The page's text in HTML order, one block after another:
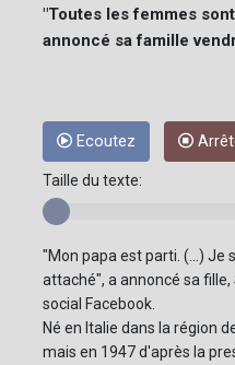
"Toutes les femmes
annoncé sa famille
Ecoutez
Taille du texte:
"Mon papa est parti. (...) Je
attaché", a annoncé sa fille,
social Facebook.
Né en Italie dans la région
mais en 1947 d'après la